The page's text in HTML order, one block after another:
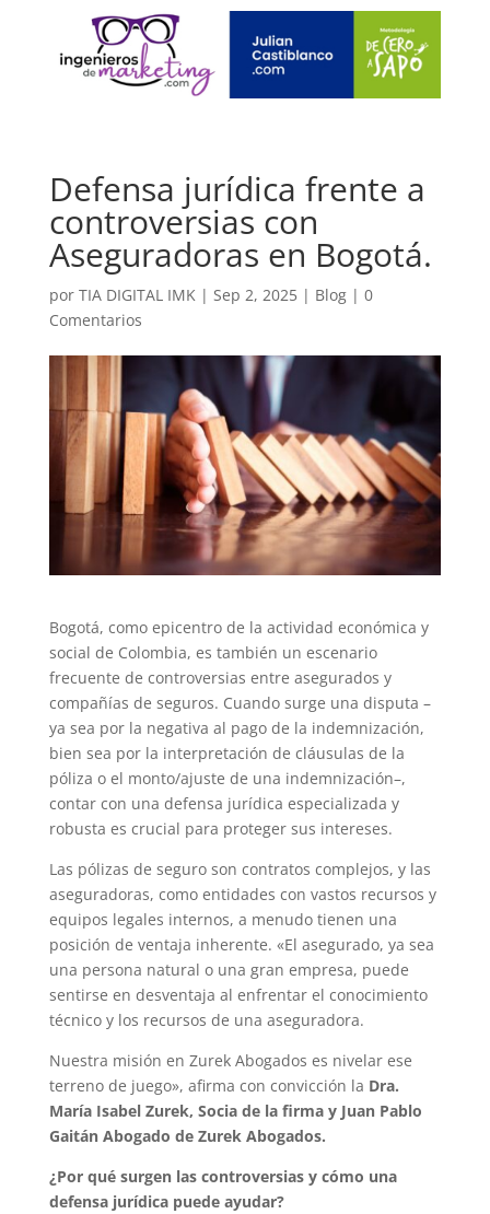
Defensa jurídica frente a
controversias con
Aseguradoras en Bogotá.
por TIA DIGITAL IMK | Sep 2, 2025| Blog| 0
Comentarios
Bogotá, como epicentro de la actividad económica y
social de Colombia, es también un escenario
frecuente de controversias entre asegurados y
compañías de seguros. Cuando surge una disputa –
ya sea por la negativa al pago de la indemnización,
bien sea por la interpretación de cláusulas de la
póliza o el monto/ajuste de una indemnización–,
contar con una defensa jurídica especializada y
robusta es crucial para proteger sus intereses.
Las pólizas de seguro son contratos complejos, y las
aseguradoras, como entidades con vastos recursos y
equipos legales internos, a menudo tienen una
posición de ventaja inherente. «El asegurado, ya sea
una persona natural o una gran empresa, puede
sentirse en desventaja al enfrentar el conocimiento
técnico y los recursos de una aseguradora.
Nuestra misión en Zurek Abogados es nivelar ese
terreno de juego», afirma con convicción la Dra.
María Isabel Zurek, Socia de la firma y Juan Pablo
Gaitán Abogado de Zurek Abogados.
¿Por qué surgen las controversias y cómo una
defensa jurídica puede ayudar?